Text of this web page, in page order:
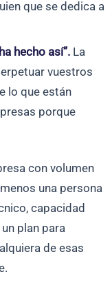
que se dedica a
hecho así”. La
vuestros
lo que están
porque
con volumen
una persona
capacidad
plan para
de esas